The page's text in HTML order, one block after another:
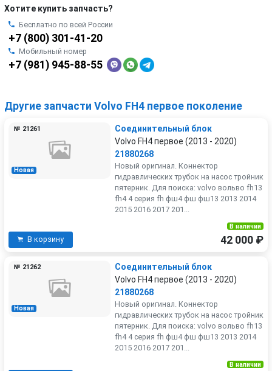
Хотите купить запчасть?
Бесплатно по всей России
+7 (800) 301-41-20
Мобильный номер
+7 (981) 945-88-55
Другие запчасти Volvo FH4 первое поколение
Новая
№ 21261
Соединительный блок
Volvo FH4 первое (2013 - 2020)
21880268
Новый оригинал. Коннектор
гидравлических трубок на насос тройник
пятерник. Для поиска: volvo вольво fh13
fh4 4 серия fh фш4 фш фш13 2013 2014
2015 2016 2017 201...
В корзину
В наличии
42 000 ₽
Новая
№ 21262
Соединительный блок
Volvo FH4 первое (2013 - 2020)
21880268
Новый оригинал. Коннектор
гидравлических трубок на насос тройник
пятерник. Для поиска: volvo вольво fh13
fh4 4 серия fh фш4 фш фш13 2013 2014
2015 2016 2017 201...
В наличии